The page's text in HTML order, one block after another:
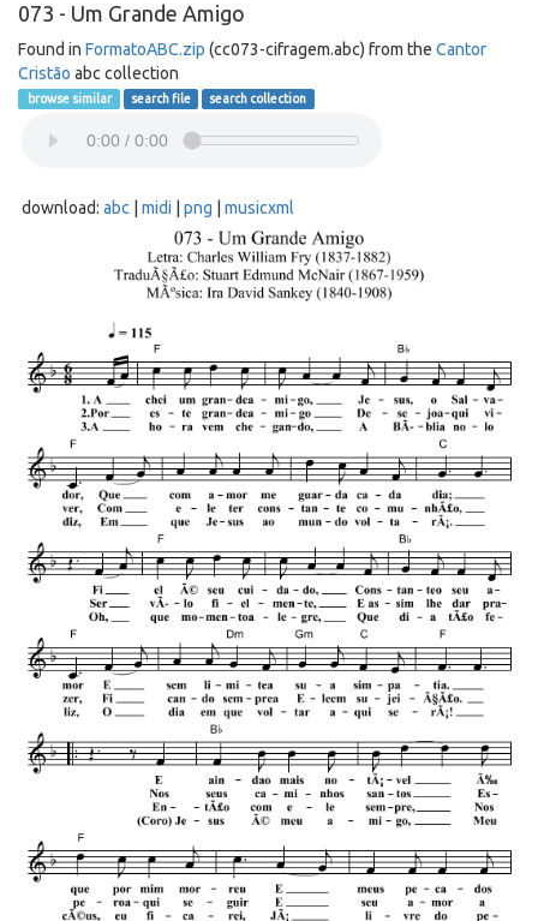
073 - Um Grande Amigo
Found in FormatoABC.zip (cc073-cifragem.abc) from the Cantor
Cristão abc collection
browse similar search file search collection
download: abc midi png musicxml